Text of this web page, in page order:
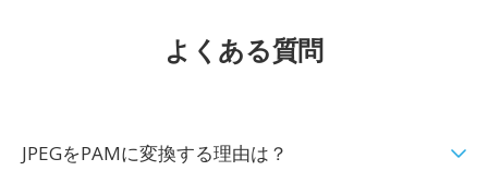
よくある質問
JPEGをPAMに変換する理由は？